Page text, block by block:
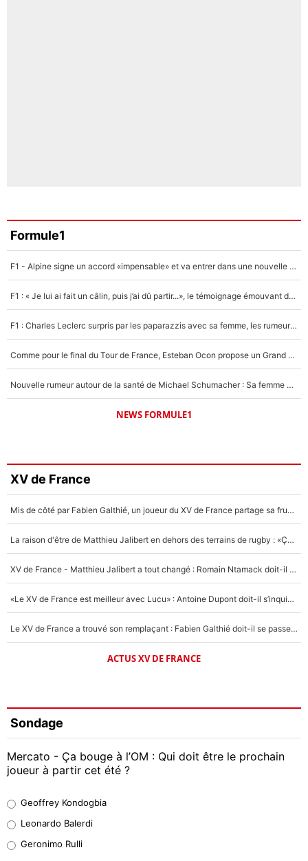
Formule1
F1 - Alpine signe un accord «impensable» et va entrer dans une nouvelle dimension : Grande nouvelle pour Pierre Gasly !
F1 : « Je lui ai fait un câlin, puis j’ai dû partir...», le témoignage émouvant de Max Verstappen sur sa fille
F1 : Charles Leclerc surpris par les paparazzis avec sa femme, les rumeurs étaient vraies !
Comme pour le final du Tour de France, Esteban Ocon propose un Grand Prix de Formule 1 à Paris : «Autour de l’Arc de Triomphe, ce serait génial» !
Nouvelle rumeur autour de la santé de Michael Schumacher : Sa femme Corinna sort du silence
NEWS FORMULE1
XV de France
Mis de côté par Fabien Galthié, un joueur du XV de France partage sa frustration : «ils ne me l’ont pas dit tout de suite»
La raison d'être de Matthieu Jalibert en dehors des terrains de rugby : «Ça m'atteint autant que si tu touches à un membre de ma famille»
XV de France - Matthieu Jalibert a tout changé : Romain Ntamack doit-il s’inquiéter pour sa place à un an de la Coupe du monde ?
«Le XV de France est meilleur avec Lucu» : Antoine Dupont doit-il s’inquiéter pour sa place ?
Le XV de France a trouvé son remplaçant : Fabien Galthié doit-il se passer d'Antoine Dupont ?
ACTUS XV DE FRANCE
Sondage
Mercato - Ça bouge à l’OM : Qui doit être le prochain
joueur à partir cet été ?
38%
32%
Geoffrey Kondogbia
Leonardo Balerdi
Geronimo Rulli